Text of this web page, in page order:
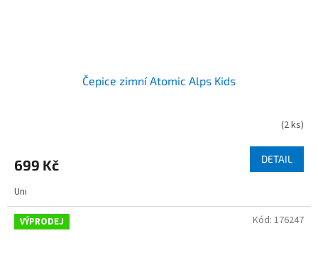
Čepice zimní Atomic Alps Kids
(2 ks)
699 Kč DETAIL
Uni
VÝPRODEJ Kód: 176247